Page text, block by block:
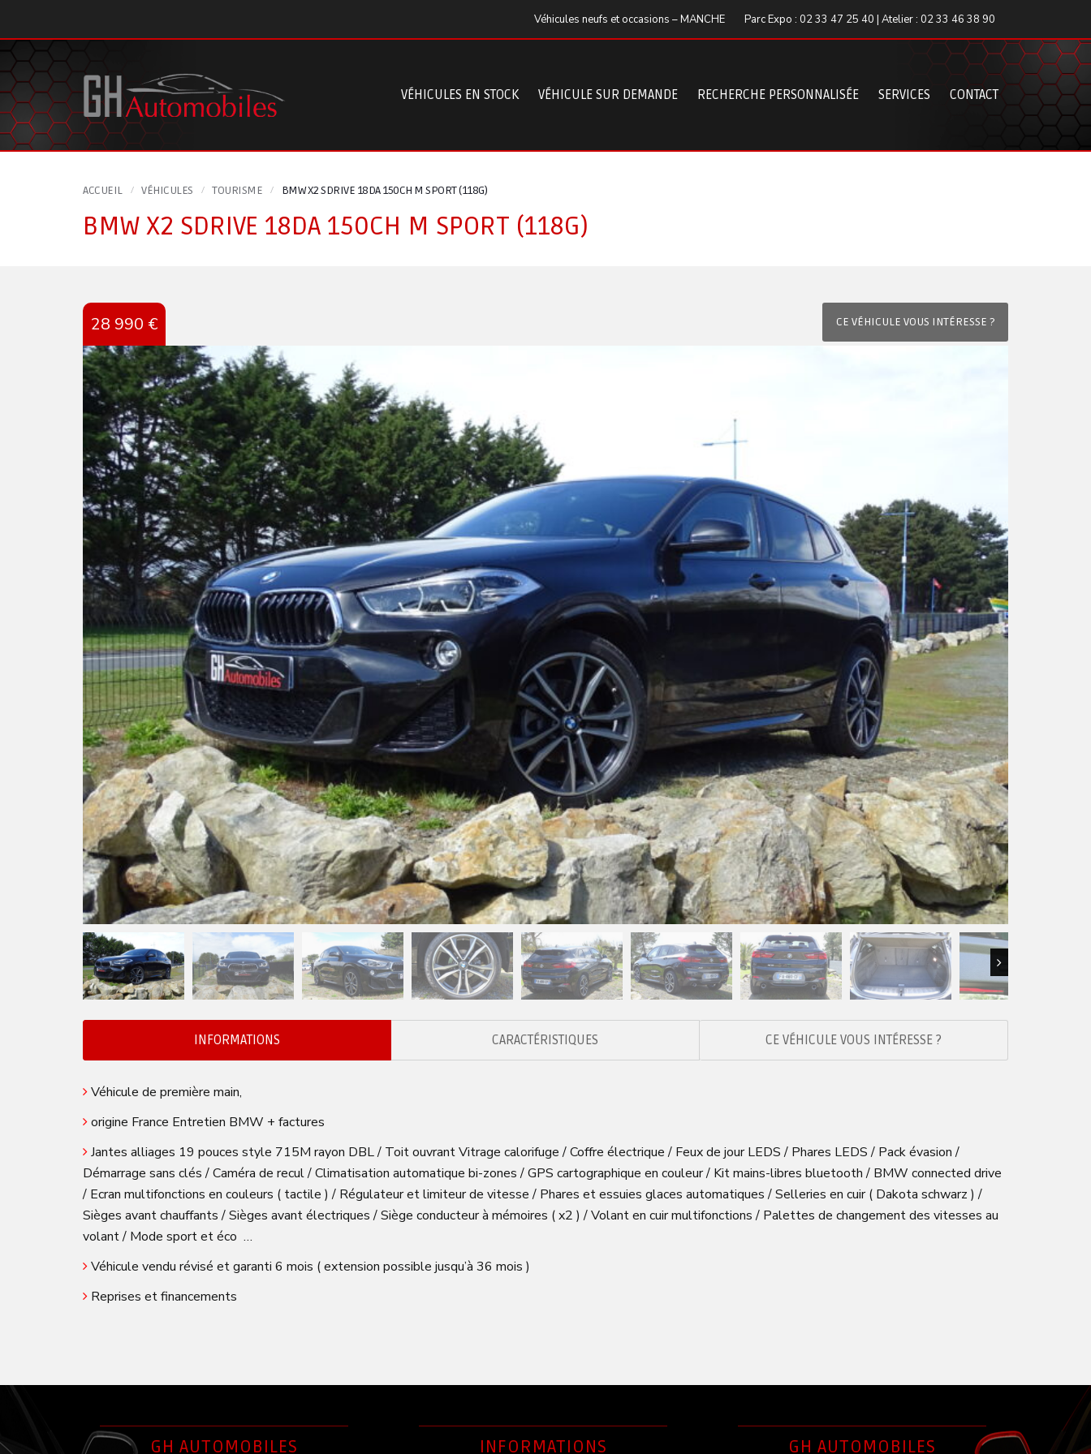
Véhicules neufs et occasions – MANCHE Parc Expo : 02 33 47 25 40 | Atelier : 02 33 46 38 90
VÉHICULES EN STOCK VÉHICULE SUR DEMANDE RECHERCHE PERSONNALISÉE SERVICES CONTACT
ACCUEIL VÉHICULES TOURISME BMW X2 SDRIVE 18DA 150CH M SPORT (118G)
BMW X2 SDRIVE 18DA 150CH M SPORT (118G)
28 990 € CE VÉHICULE VOUS INTÉRESSE ?
Next
INFORMATIONS CARACTÉRISTIQUES CE VÉHICULE VOUS INTÉRESSE ?
Véhicule de première main,
origine France Entretien BMW + factures
Jantes alliages 19 pouces style 715M rayon DBL / Toit ouvrant Vitrage calorifuge / Coffre électrique / Feux de jour LEDS / Phares LEDS / Pack évasion /
Démarrage sans clés / Caméra de recul / Climatisation automatique bi-zones / GPS cartographique en couleur / Kit mains-libres bluetooth / BMW connected drive
/ Ecran multifonctions en couleurs ( tactile ) / Régulateur et limiteur de vitesse / Phares et essuies glaces automatiques / Selleries en cuir ( Dakota schwarz ) /
Sièges avant chauffants / Sièges avant électriques / Siège conducteur à mémoires ( x2 ) / Volant en cuir multifonctions / Palettes de changement des vitesses au
volant / Mode sport et éco …
Véhicule vendu révisé et garanti 6 mois ( extension possible jusqu’à 36 mois )
Reprises et financements
GH AUTOMOBILES INFORMATIONS GH AUTOMOBILES